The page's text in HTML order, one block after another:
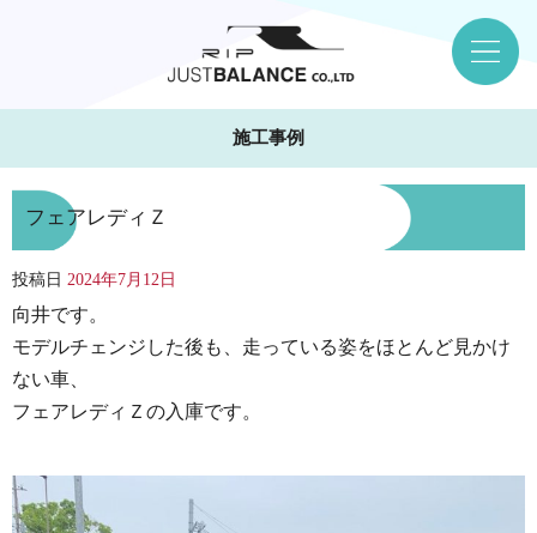
施工事例
フェアレディＺ
投稿日 2024年7月12日
向井です。
モデルチェンジした後も、走っている姿をほとんど見かけ
ない車、
フェアレディＺの入庫です。